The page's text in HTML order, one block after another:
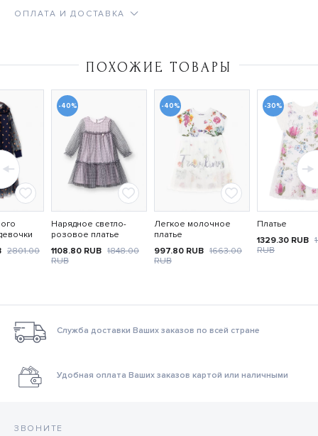
ОПЛАТА И ДОСТАВКА
ПОХОЖИЕ ТОВАРЫ
2801.00
-40%
Нарядное светло-
розовое платье
1108.80 RUB 1848.00
RUB
-40%
Легкое молочное
платье
997.80 RUB 1663.00
RUB
-30%
Платье
1329.30 RUB
RUB
Служба доставки Ваших заказов по всей стране
Удобная оплата Ваших заказов картой или наличными
ЗВОНИТЕ